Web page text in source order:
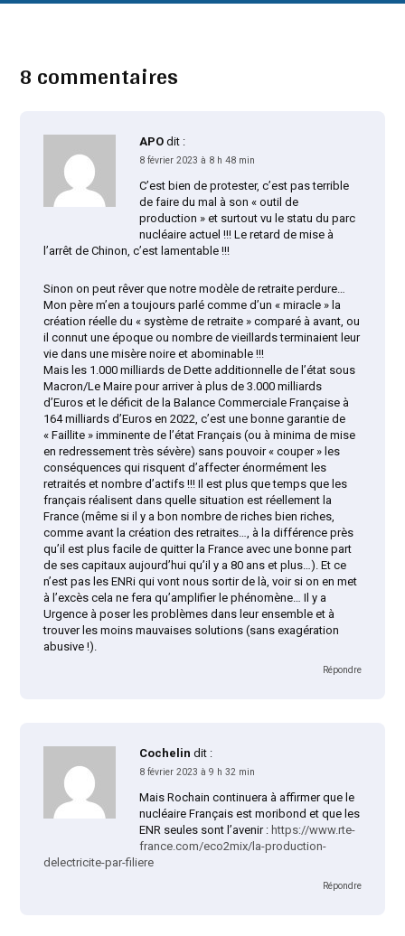
8 commentaires
APO dit :
8 février 2023 à 8 h 48 min
C’est bien de protester, c’est pas terrible
de faire du mal à son « outil de
production » et surtout vu le statu du parc
nucléaire actuel !!! Le retard de mise à
l’arrêt de Chinon, c’est lamentable !!!
Sinon on peut rêver que notre modèle de retraite perdure…
Mon père m’en a toujours parlé comme d’un « miracle » la
création réelle du « système de retraite » comparé à avant, ou
il connut une époque ou nombre de vieillards terminaient leur
vie dans une misère noire et abominable !!!
Mais les 1.000 milliards de Dette additionnelle de l’état sous
Macron/Le Maire pour arriver à plus de 3.000 milliards
d’Euros et le déficit de la Balance Commerciale Française à
164 milliards d’Euros en 2022, c’est une bonne garantie de
« Faillite » imminente de l’état Français (ou à minima de mise
en redressement très sévère) sans pouvoir « couper » les
conséquences qui risquent d’affecter énormément les
retraités et nombre d’actifs !!! Il est plus que temps que les
français réalisent dans quelle situation est réellement la
France (même si il y a bon nombre de riches bien riches,
comme avant la création des retraites…, à la différence près
qu’il est plus facile de quitter la France avec une bonne part
de ses capitaux aujourd’hui qu’il y a 80 ans et plus…). Et ce
n’est pas les ENRi qui vont nous sortir de là, voir si on en met
à l’excès cela ne fera qu’amplifier le phénomène… Il y a
Urgence à poser les problèmes dans leur ensemble et à
trouver les moins mauvaises solutions (sans exagération
abusive !).
Répondre
Cochelin dit :
8 février 2023 à 9 h 32 min
Mais Rochain continuera à affirmer que le
nucléaire Français est moribond et que les
ENR seules sont l’avenir : https://www.rte-
france.com/eco2mix/la-production-
delectricite-par-filiere
Répondre